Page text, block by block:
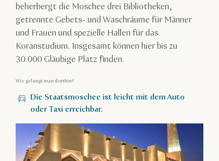
beherbergt die Moschee drei Bibliotheken,
getrennte Gebets- und Waschräume für Männer
und Frauen und spezielle Hallen für das
Koranstudium. Insgesamt können hier bis zu
30.000 Gläubige Platz finden.
Wie gelangt man dorthin?
Die Staatsmoschee ist leicht mit dem Auto
oder Taxi erreichbar.